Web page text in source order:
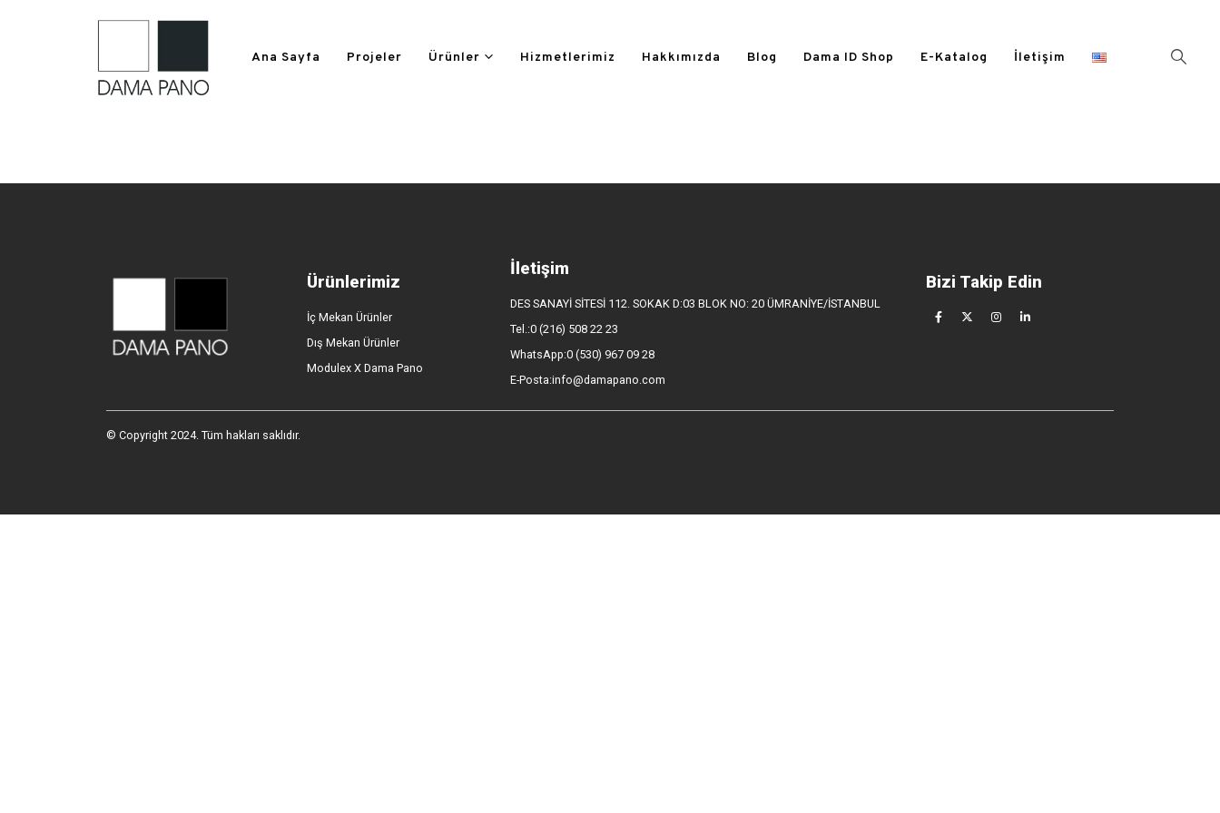
Ana Sayfa Projeler Ürünler Hizmetlerimiz Hakkımızda Blog Dama ID Shop E-Katalog İletişim
Ürünlerimiz
İç Mekan Ürünler
Dış Mekan Ürünler
Modulex X Dama Pano
İletişim
DES SANAYİ SİTESİ 112. SOKAK D:03 BLOK NO: 20 ÜMRANİYE/İSTANBUL
Tel.:0 (216) 508 22 23
WhatsApp:0 (530) 967 09 28
E-Posta:info@damapano.com
Bizi Takip Edin
© Copyright 2024. Tüm hakları saklıdır.